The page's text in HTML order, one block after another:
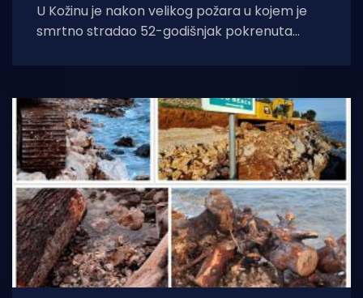
U Kožinu je nakon velikog požara u kojem je
smrtno stradao 52-godišnjak pokrenuta